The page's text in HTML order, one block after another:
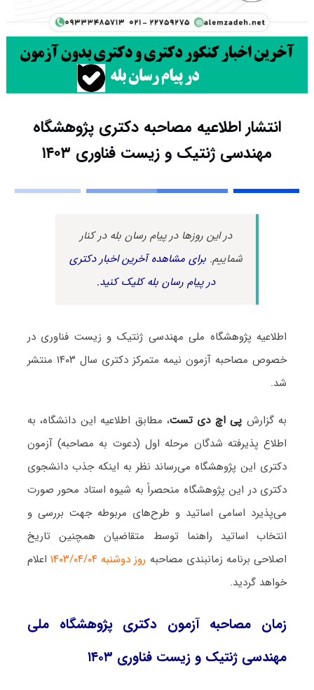
انتشار اطلاعیه مصاحبه دکتری پژوهشگاه
مهندسی ژنتیک و زیست فناوری ۱۴۰۳
در این روزها در پیام رسان بله در کنار
شماییم.برای مشاهده آخرین اخبار دکتری
در پیام رسان بله کلیک کنید.
اطلاعیه پژوهشگاه ملی مهندسی ژنتیک و زیست فناوری در
خصوص مصاحبه آزمون نیمه متمرکز دکتری سال ۱۴۰۳ منتشر
شد.
به گزارش پی اچ دی تست، مطابق اطلاعیه این دانشگاه، به
اطلاع پذیرفته شدگان مرحله اول (دعوت به مصاحبه) آزمون
دکتری این پژوهشگاه می‌رساند نظر به اینکه جذب دانشجوی
دکتری در این پژوهشگاه منحصراً به شیوه استاد محور صورت
می‌پذیرد اسامی اساتید و طرح‌های مربوطه جهت بررسی و
انتخاب اساتید راهنما توسط متقاضیان همچنین تاریخ
اصلاحی برنامه زمانبندی مصاحبه روز دوشنبه ۱۴۰۳/۰۴/۰۴
اعلام
خواهد گردید.
زمان مصاحبه آزمون دکتری پژوهشگاه ملی
مهندسی ژنتیک و زیست فناوری ۱۴۰۳